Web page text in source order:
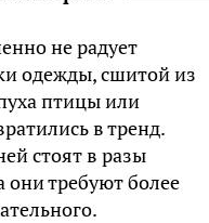
не радует
одежды, сшитой из
птицы или
в тренд.
стоят в разы
они требуют более